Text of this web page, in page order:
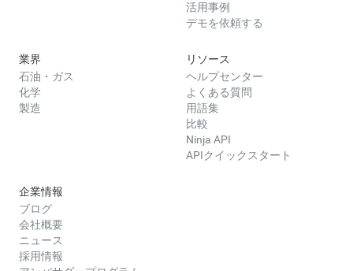
活用事例
デモを依頼する
業界
石油・ガス
化学
製造
リソース
ヘルプセンター
よくある質問
用語集
比較
Ninja API
APIクイックスタート
企業情報
ブログ
会社概要
ニュース
採用情報